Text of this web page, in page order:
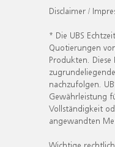
Disclaimer /
* Die UBS
Quotierungen
Produkten.
nachzufolgen.
Gewährleistung
Vollständigkeit
angewandten